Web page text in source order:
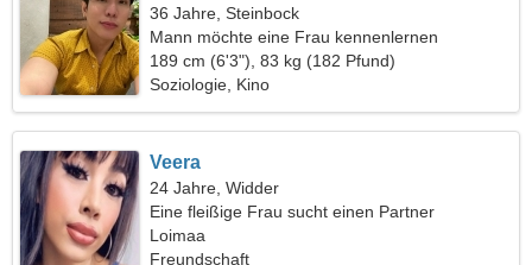
36 Jahre, Steinbock
Mann möchte eine Frau kennenlernen
189 cm (6'3"), 83 kg (182 Pfund)
Soziologie, Kino
Veera
24 Jahre, Widder
Eine fleißige Frau sucht einen Partner
Loimaa
Freundschaft